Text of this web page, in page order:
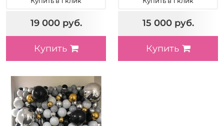
19 000 руб.
Купить
15 000 руб.
Купить